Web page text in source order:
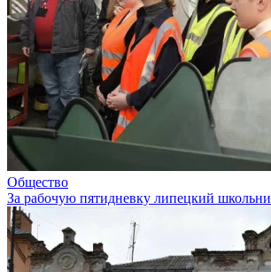
Общество
За рабочую пятидневку липецкий